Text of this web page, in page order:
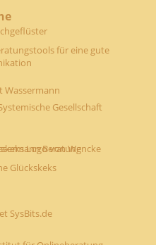
für eine gute
Gesellschaft
Glückskeks